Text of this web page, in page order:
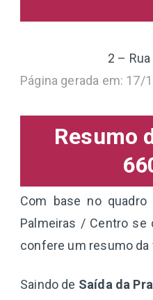
2 –
Página gerada em: 17/
Resumo
Com base no
Palmeiras / Centro se
confere um resumo da
Saindo de Saída da